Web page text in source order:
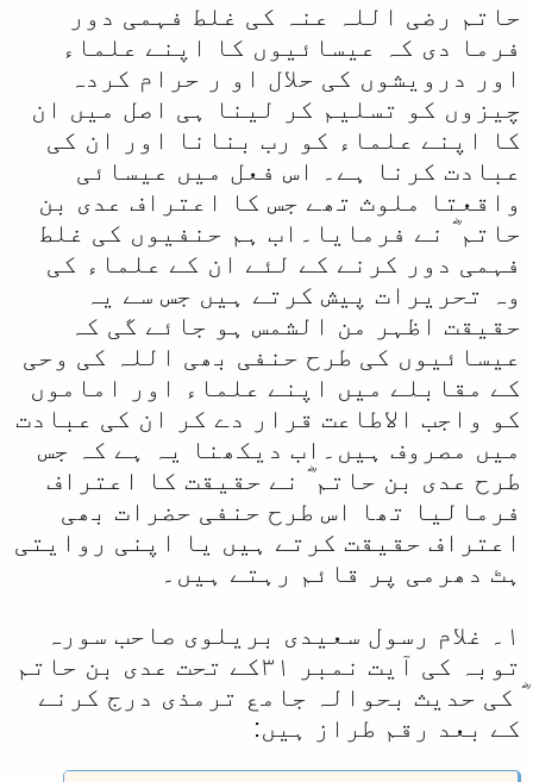
حاتم رضی اللہ عنہ کی غلط فہمی دور
فرما دی کہ عیسائیوں کا اپنے علماء
اور درویشوں کی حلال او ر حرام کردہ
چیزوں کو تسلیم کر لینا ہی اصل میں ان
کا اپنے علماء کو رب بنانا اور ان کی
عبادت کرنا ہے۔ اس فعل میں عیسائی
واقعتا ملوث تھے جس کا اعتراف عدی بن
حاتم ؓ نے فرمایا۔اب ہم حنفیوں کی غلط
فہمی دور کرنے کے لئے ان کے علماء کی
وہ تحریرات پیش کرتے ہیں جس سے یہ
حقیقت اظہر من الشمس ہو جائے گی کہ
عیسائیوں کی طرح حنفی بھی اللہ کی وحی
کے مقابلے میں اپنے علماء اور اماموں
کو واجب الاطاعت قرار دے کر ان کی عبادت
میں مصروف ہیں۔اب دیکھنا یہ ہے کہ جس
طرح عدی بن حاتم ؓ نے حقیقت کا اعتراف
فرمالیا تھا اس طرح حنفی حضرات بھی
اعتراف حقیقت کرتے ہیں یا اپنی روایتی
ہٹ دھرمی پر قائم رہتے ہیں۔
۱۔ غلام رسول سعیدی بریلوی صاحب سورہ
توبہ کی آیت نمبر ۳۱کے تحت عدی بن حاتم
ؓ کی حدیث بحوالہ جامع ترمذی درج کرنے
کے بعد رقم طراز ہیں: